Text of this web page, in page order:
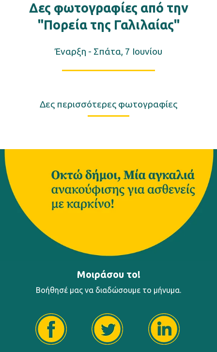
Δες φωτογραφίες από την
"Πορεία της Γαλιλαίας"
Έναρξη - Σπάτα, 7 Ιουνίου
Δες περισσότερες φωτογραφίες
Μοιράσου το!
Βοήθησέ μας να διαδώσουμε το μήνυμα.